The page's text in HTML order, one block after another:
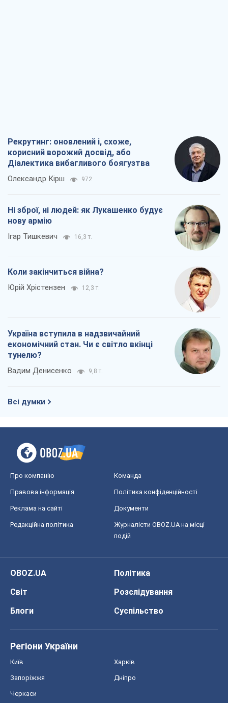
Рекрутинг: оновлений і, схоже,
корисний ворожий досвід, або
Діалектика вибагливого боягузтва
Олександр Кірш 972
Ні зброї, ні людей: як Лукашенко будує
нову армію
Ігар Тишкевич 16,3 т.
Коли закінчиться війна?
Юрій Хрістензен 12,3 т.
Україна вступила в надзвичайний
економічний стан. Чи є світло вкінці
тунелю?
Вадим Денисенко 9,8 т.
Всі думки
Про компанію Команда
Правова інформація Політика конфіденційності
Реклама на сайті Документи
Редакційна політика
Журналісти OBOZ.UA на місці
подій
OBOZ.UA
Політика
Світ
Розслідування
Блоги
Суспільство
Регіони України
Київ Харків
Запоріжжя Дніпро
Черкаси